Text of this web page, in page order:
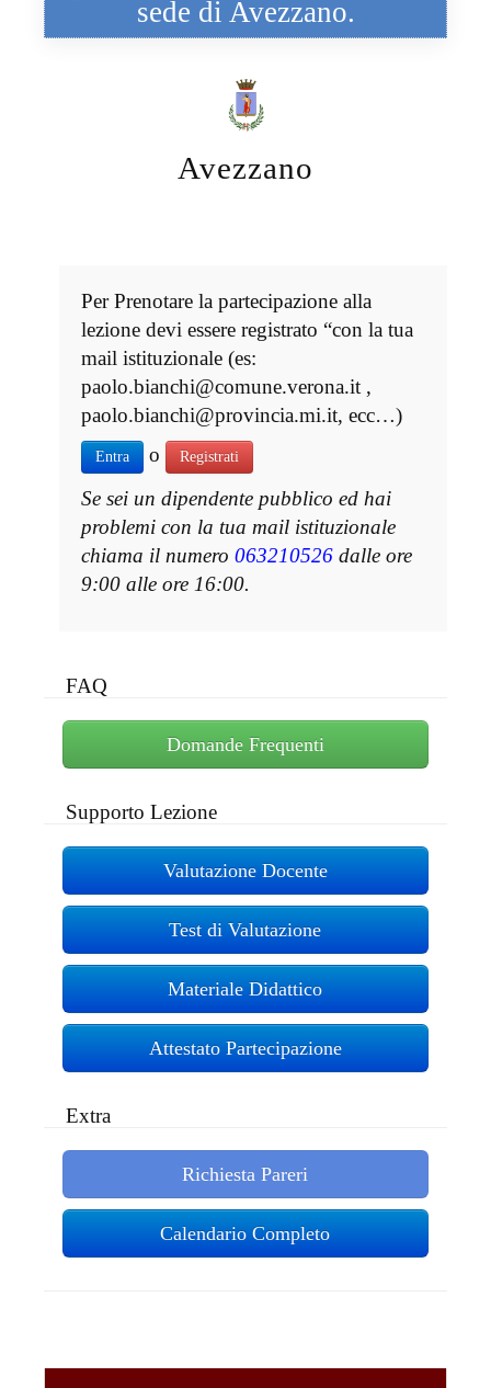
sede di Avezzano.
Avezzano
Per Prenotare la partecipazione alla
lezione devi essere registrato “con la tua
mail istituzionale (es:
paolo.bianchi@comune.verona.it ,
paolo.bianchi@provincia.mi.it, ecc…)
Entra o Registrati
Se sei un dipendente pubblico ed hai
problemi con la tua mail istituzionale
chiama il numero 063210526 dalle ore
9:00 alle ore 16:00.
FAQ
Domande Frequenti
Supporto Lezione
Valutazione Docente
Test di Valutazione
Materiale Didattico
Attestato Partecipazione
Extra
Richiesta Pareri
Calendario Completo